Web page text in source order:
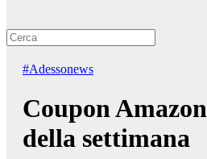
#Adessonews
Coupon
della settimana